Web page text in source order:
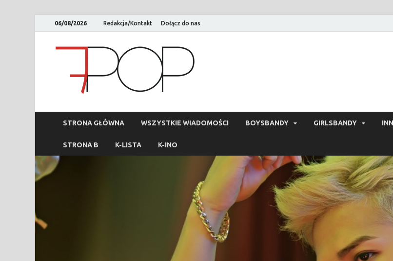
06/08/2026 Redakcja/Kontakt Dołącz do nas
STRONA GŁÓWNA WSZYSTKIE WIADOMOŚCI BOYSBANDY GIRLSBANDY
STRONA B K-LISTA K-INO